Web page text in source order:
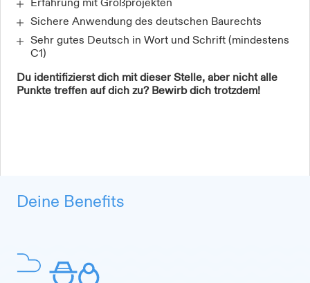
Erfahrung mit Großprojekten
Sichere Anwendung des deutschen Baurechts
Sehr gutes Deutsch in Wort und Schrift (mindestens
C1)
Du identifizierst dich mit dieser Stelle, aber nicht alle
Punkte treffen auf dich zu? Bewirb dich trotzdem!
Deine Benefits